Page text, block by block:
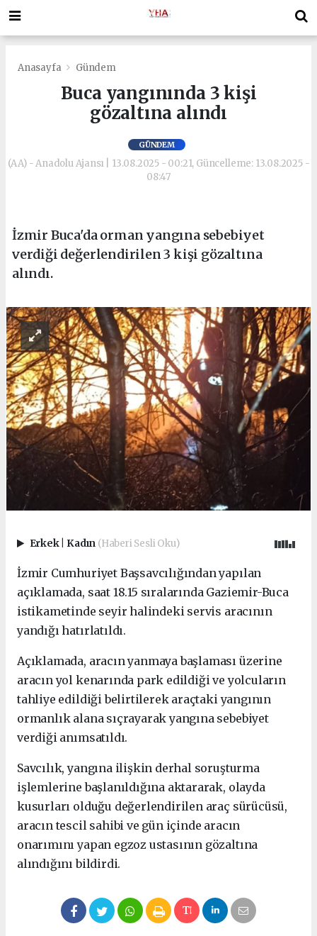
Anasayfa Gündem
Buca yangınında 3 kişi
gözaltına alındı
GÜNDEM
(AA) - Anadolu Ajansı | 13.08.2025 - 00:21, Güncelleme: 13.08.2025 -
08:47
İzmir Buca'da orman yangına sebebiyet
verdiği değerlendirilen 3 kişi gözaltına
alındı.
Erkek Kadın (Haberi Sesli Oku)
İzmir Cumhuriyet Başsavcılığından yapılan
açıklamada, saat 18.15 sıralarında Gaziemir-Buca
istikametinde seyir halindeki servis aracının
yandığı hatırlatıldı.
Açıklamada, aracın yanmaya başlaması üzerine
aracın yol kenarında park edildiği ve yolcuların
tahliye edildiği belirtilerek araçtaki yangının
ormanlık alana sıçrayarak yangına sebebiyet
verdiği anımsatıldı.
Savcılık, yangına ilişkin derhal soruşturma
işlemlerine başlanıldığına aktararak, olayda
kusurları olduğu değerlendirilen araç sürücüsü,
aracın tescil sahibi ve gün içinde aracın
onarımını yapan egzoz ustasının gözaltına
alındığını bildirdi.